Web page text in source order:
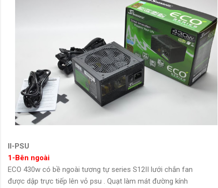
II-PSU
1-Bên ngoài
ECO 430w có bề ngoài tương tự series S12II lưới chắn fan
được dập trực tiếp lên vỏ psu . Quạt làm mát đường kính